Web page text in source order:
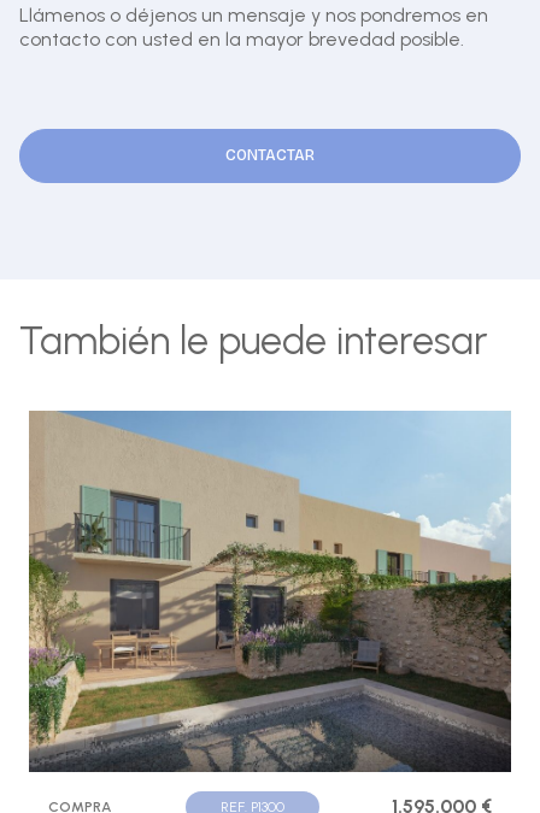
Llámenos o déjenos un mensaje y nos pondremos en
contacto con usted en la mayor brevedad posible.
CONTACTAR
También le puede interesar
COMPRA REF. P1300 1.595.000 €